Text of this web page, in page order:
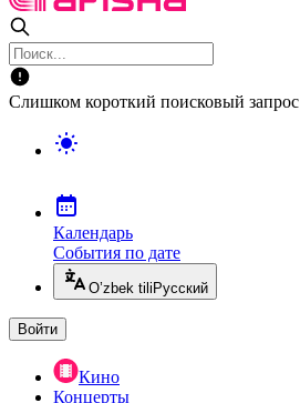
Слишком короткий поисковый запрос
Календарь
События по дате
O’zbek tili Русский
Войти
Кино
Концерты